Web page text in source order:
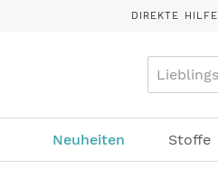
DIREKTE HILFE
Suche
Neuheiten Stoffe